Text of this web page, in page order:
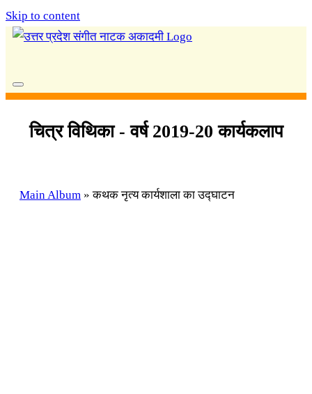
Skip to content
चित्र विथिका - वर्ष 2019-20 कार्यकलाप
Main Album » कथक नृत्य कार्यशाला का उद्घाटन